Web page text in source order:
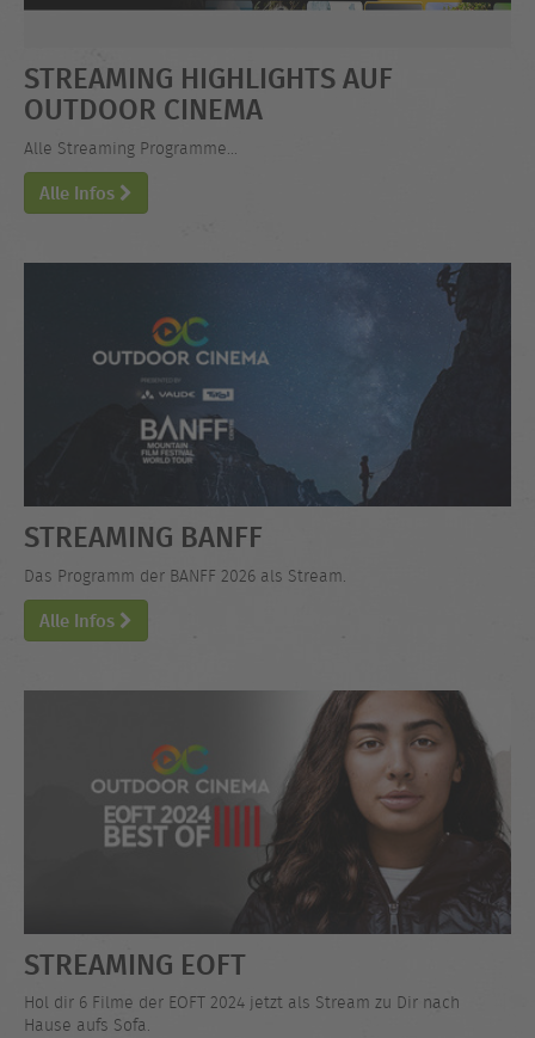
STREAMING HIGHLIGHTS AUF
OUTDOOR CINEMA
Alle Streaming Programme...
Alle Infos
STREAMING BANFF
Das Programm der BANFF 2026 als Stream.
Alle Infos
STREAMING EOFT
Hol dir 6 Filme der EOFT 2024 jetzt als Stream zu Dir nach
Hause aufs Sofa.